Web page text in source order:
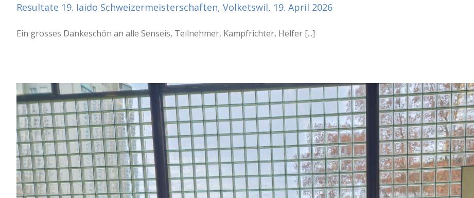
Resultate 19. Iaido Schweizermeisterschaften, Volketswil, 19. April 2026
Ein grosses Dankeschön an alle Senseis, Teilnehmer, Kampfrichter, Helfer [...]